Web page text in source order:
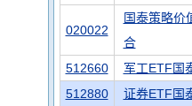
020022
国泰策略价
合
512660 军工ETF国
512880
证券ETF国